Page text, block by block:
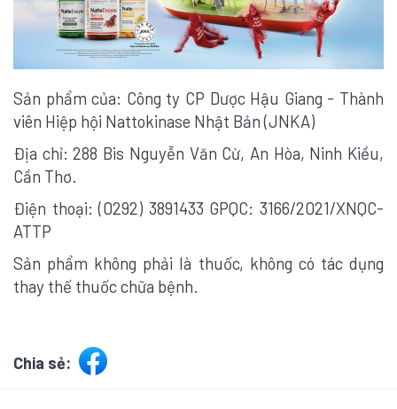
Sản phẩm của: Công ty CP Dược Hậu Giang - Thành
viên Hiệp hội Nattokinase Nhật Bản (JNKA)
Địa chỉ: 288 Bis Nguyễn Văn Cừ, An Hòa, Ninh Kiều,
Cần Thơ.
Điện thoại: (0292) 3891433 GPQC: 3166/2021/XNQC-
ATTP
Sản phẩm không phải là thuốc, không có tác dụng
thay thế thuốc chữa bệnh.
Chia sẻ: